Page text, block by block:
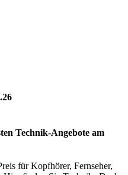
Technik-Angebote am
für Kopfhörer, Fernseher,